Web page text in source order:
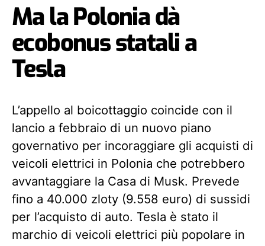
Ma la Polonia dà
ecobonus statali a
Tesla
L’appello al boicottaggio coincide con il
lancio a febbraio di un nuovo piano
governativo per incoraggiare gli acquisti di
veicoli elettrici in Polonia che potrebbero
avvantaggiare la Casa di Musk. Prevede
fino a 40.000 zloty (9.558 euro) di sussidi
per l’acquisto di auto. Tesla è stato il
marchio di veicoli elettrici più popolare in